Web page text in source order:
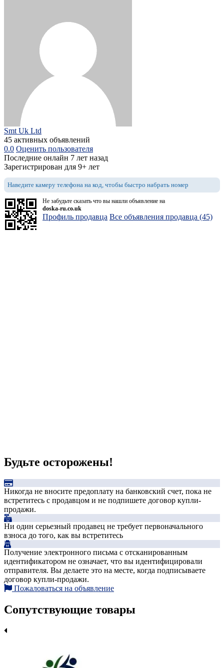
Smt Uk Ltd
45 активных объявлений
0.0 Оценить пользователя
Последние онлайн 7 лет назад
Зарегистрирован для 9+ лет
Наведите камеру телефона на код, чтобы быстро набрать номер
Не забудьте сказать что вы нашли объявление на
doska-ru.co.uk
Профиль продавца Все объявления продавца (45)
Будьте осторожены!
Никогда не вносите предоплату на банковский счет, пока не
встретитесь с продавцом и не подпишете договор купли-
продажи.
Ни один серьезный продавец не требует первоначального
взноса до того, как вы встретитесь
Получение электронного письма с отсканированным
идентификатором не означает, что вы идентифицировали
отправителя. Вы делаете это на месте, когда подписываете
договор купли-продажи.
Пожаловаться на объявление
Сопутствующие товары